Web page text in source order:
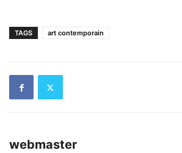
TAGS art contemporain
webmaster